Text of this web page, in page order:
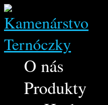
O nás
Produkty